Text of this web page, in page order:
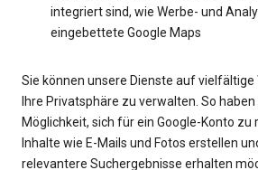
integriert sind, wie Werbe- und
eingebettete Google Maps
Sie können unsere Dienste auf vielfältige
Ihre Privatsphäre zu verwalten. So
Möglichkeit, sich für ein Google-Konto zu
Inhalte wie E-Mails und Fotos erstellen
relevantere Suchergebnisse erhalten